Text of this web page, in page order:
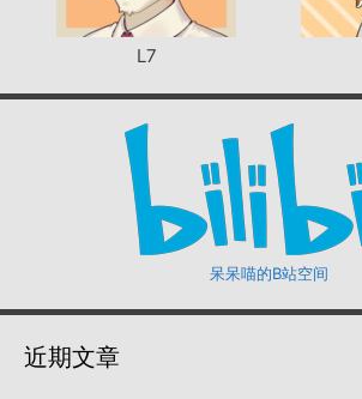
L7
呆呆喵的B站空间
近期文章